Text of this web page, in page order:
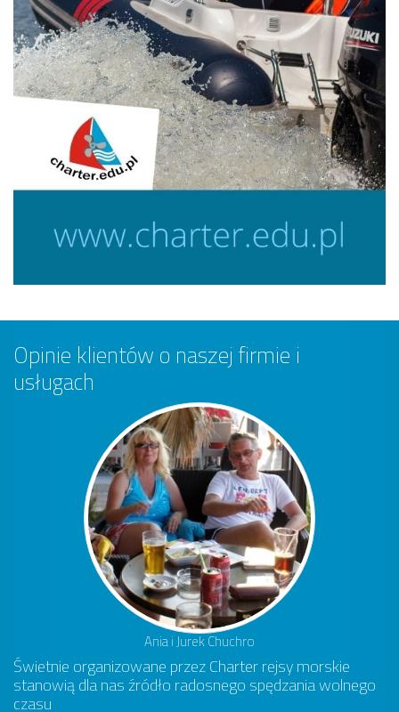
Opinie klientów o naszej firmie i
usługach
Ania i Jurek Chuchro
Świetnie organizowane przez Charter rejsy morskie
stanowią dla nas źródło radosnego spędzania wolnego
czasu